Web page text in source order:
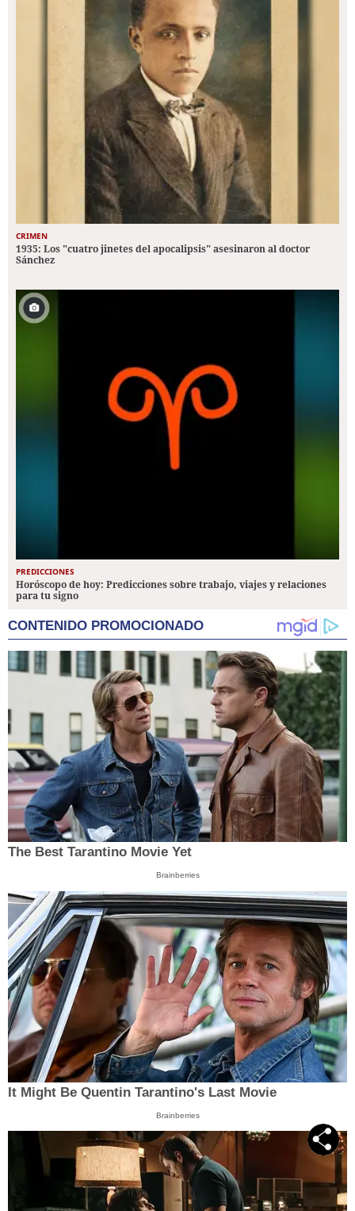
CRIMEN
1935: Los "cuatro jinetes del apocalipsis" asesinaron al doctor
Sánchez
PREDICCIONES
Horóscopo de hoy: Predicciones sobre trabajo, viajes y relaciones
para tu signo
CONTENIDO PROMOCIONADO
The Best Tarantino Movie Yet
Brainberries
It Might Be Quentin Tarantino's Last Movie
Brainberries